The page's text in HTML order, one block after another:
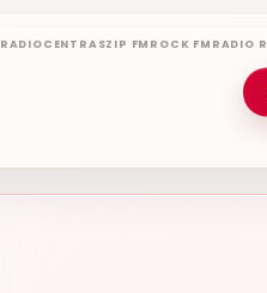
RADIOCENTRASZIP FM ROCK FM RADIO R